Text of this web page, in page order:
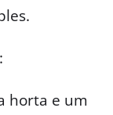
horta e um